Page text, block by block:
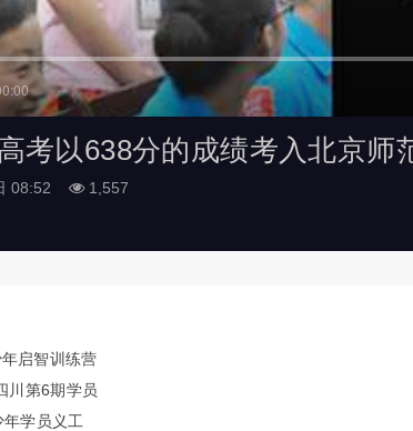
考以638分的成绩考入北京师
08:52 1,557
启智训练营
川第6期学员
学员义工